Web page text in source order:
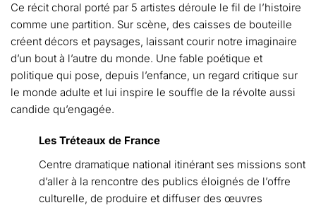
Ce récit choral porté par 5 artistes déroule le fil de l’histoire
comme une partition. Sur scène, des caisses de bouteille
créent décors et paysages, laissant courir notre imaginaire
d’un bout à l’autre du monde. Une fable poétique et
politique qui pose, depuis l’enfance, un regard critique sur
le monde adulte et lui inspire le souffle de la révolte aussi
candide qu’engagée.
Les Tréteaux de France
Centre dramatique national itinérant ses missions sont
d’aller à la rencontre des publics éloignés de l’offre
culturelle, de produire et diffuser des œuvres